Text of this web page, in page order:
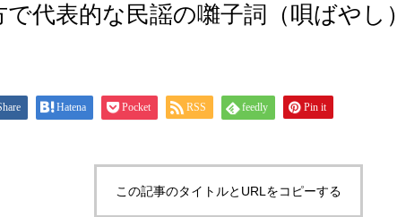
で代表的な民謡の囃子詞（唄ばやし）
Hatena Pocket RSS feedly Pin it
この記事のタイトルとURLをコピーする